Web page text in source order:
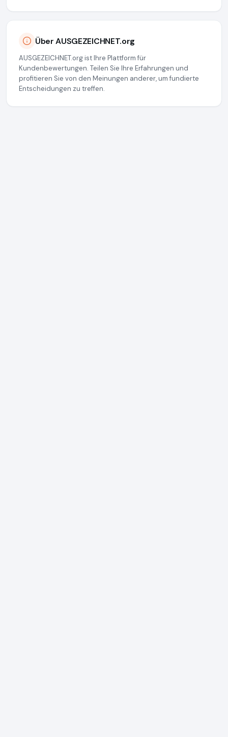
Über AUSGEZEICHNET.org
AUSGEZEICHNET.org ist Ihre Plattform für
Kundenbewertungen. Teilen Sie Ihre Erfahrungen und
profitieren Sie von den Meinungen anderer, um fundierte
Entscheidungen zu treffen.